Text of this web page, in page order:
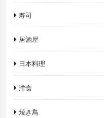
寿司
居酒屋
日本料理
洋食
焼き鳥